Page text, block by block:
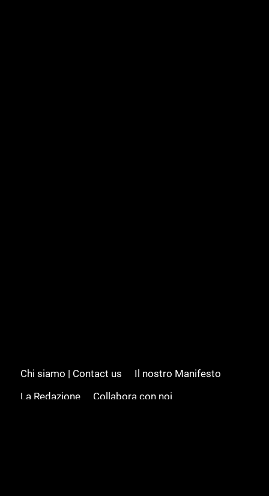
Chi siamo | Contact us
Il nostro Manifesto
La Redazione
Collabora con noi